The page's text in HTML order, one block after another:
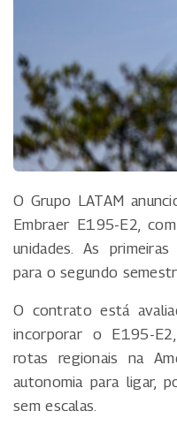
O Grupo LATAM
Embraer E195-E2,
unidades. As
para o segundo
O contrato está
incorporar o E195-
rotas regionais na
autonomia para ligar,
sem escalas.